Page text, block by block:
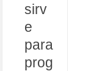
sirv
e
para
prog